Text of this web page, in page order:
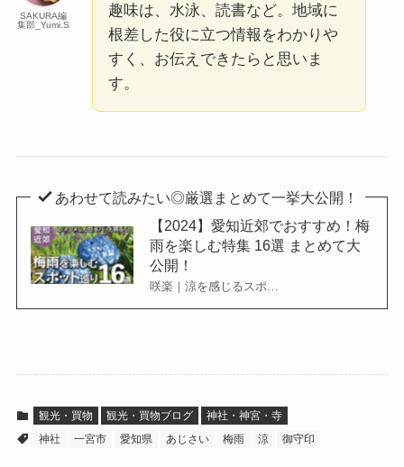
SAKURA編
集部_Yumi.S
趣味は、水泳、読書など。地域に
根差した役に立つ情報をわかりや
すく、お伝えできたらと思いま
す。
あわせて読みたい◎厳選まとめて一挙大公開！
【2024】愛知近郊でおすすめ！梅
雨を楽しむ特集 16選 まとめて大
公開！
咲楽｜涼を感じるスポ…
観光・買物 観光・買物ブログ
神社・神宮・寺
神社
一宮市 愛知県 あじさい 梅雨 涼 御守印